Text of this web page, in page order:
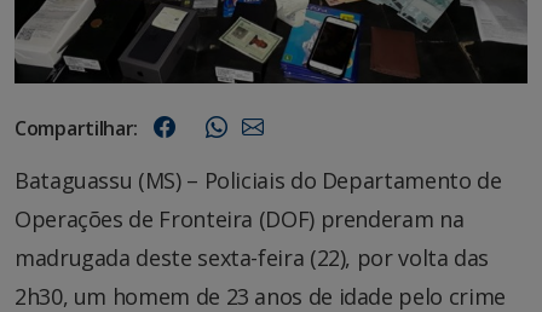
Compartilhar:
Bataguassu (MS) – Policiais do Departamento de
Operações de Fronteira (DOF) prenderam na
madrugada deste sexta-feira (22), por volta das
2h30, um homem de 23 anos de idade pelo crime